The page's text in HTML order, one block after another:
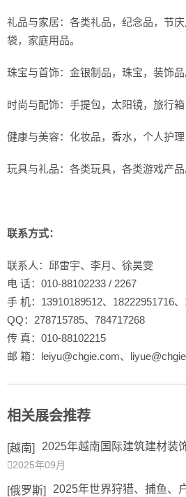
礼品与家居：各类礼品，纪念品，节
袋，家庭用品。
珠宝与首饰：金银制品，珠
时尚与配饰：手提包，太阳镜，旅行箱
健康与美容：化妆品，香水，个人护理
玩具与礼品：各类玩具，各类游戏产品
联系方式：
联系人：邱雷宇、李月、徐昊雯
电 话：010-88102233 / 2267
手 机：13910189512、18222951716
QQ：278715785、784717268
传 真：010-88102215
邮 箱：leiyu@chgie.com、
相关展会推荐
[越南] 2025年越南国际建筑建材装
2025年09月
[俄罗斯] 2025年世界狩猎、捕⻥、